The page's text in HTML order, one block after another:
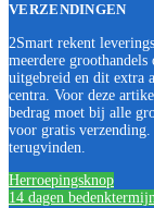
VERZENDINGEN
2Smart rekent
meerdere
uitgebreid en dit extra
centra. Voor deze
bedrag moet bij alle
voor gratis
terugvinden.
Herroepingsknop
14 dagen